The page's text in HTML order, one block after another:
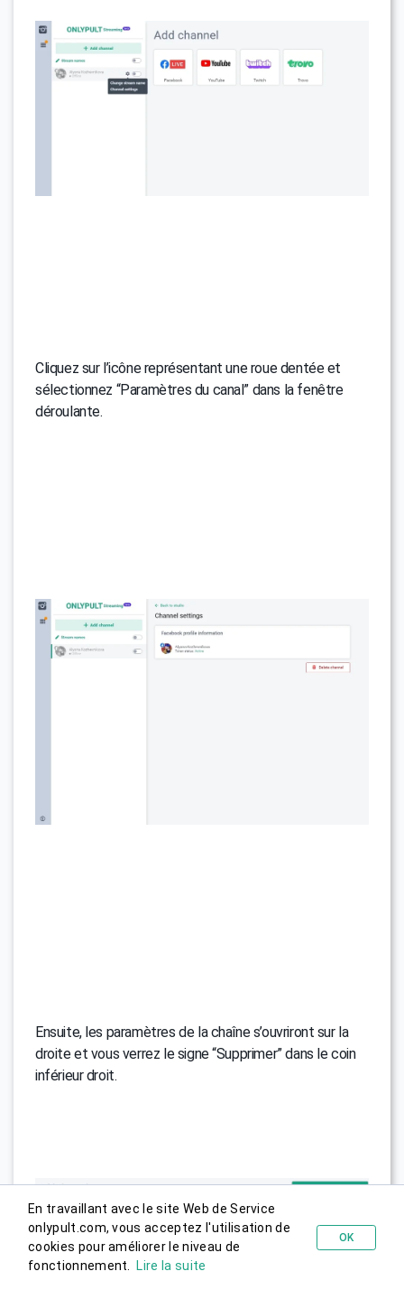
Cliquez sur l’icône représentant une roue dentée et
sélectionnez “Paramètres du canal” dans la fenêtre
déroulante.
Ensuite, les paramètres de la chaîne s’ouvriront sur la
droite et vous verrez le signe “Supprimer” dans le coin
inférieur droit.
En travaillant avec le site Web de Service
onlypult.com, vous acceptez l'utilisation de
cookies pour améliorer le niveau de
fonctionnement. Lire la suite
OK
Essayer gratuitement